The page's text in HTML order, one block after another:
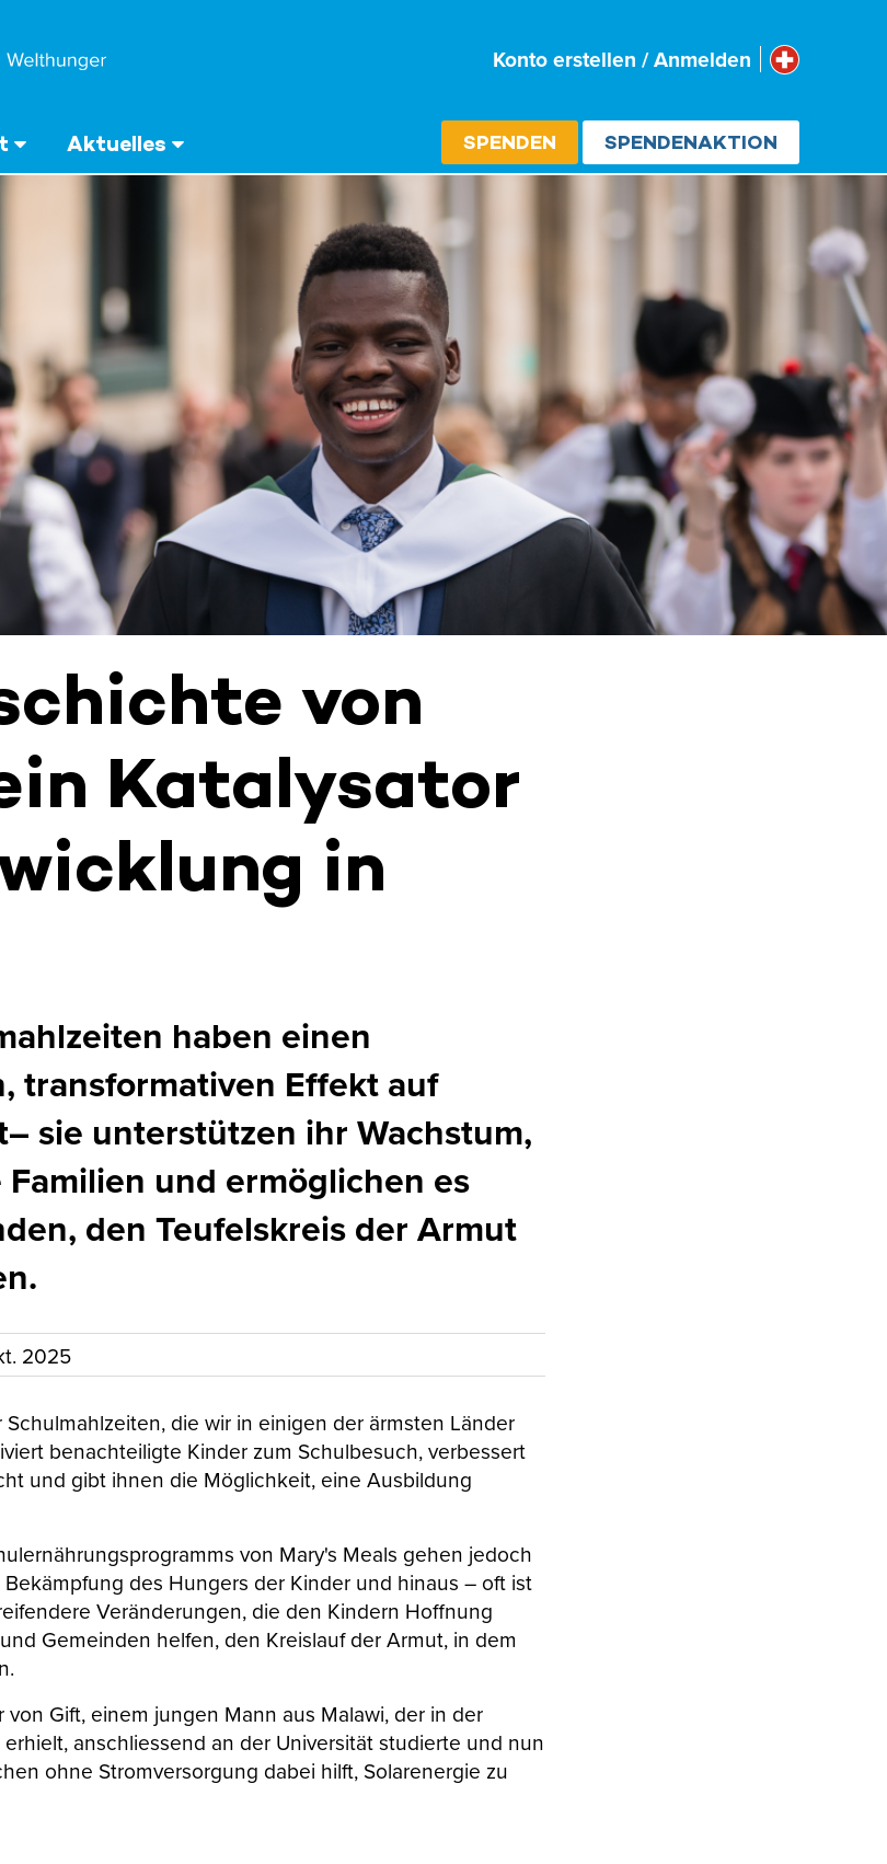
Konto erstellen / Anmelden Select
Schweiz
Aktuelles SPENDEN SPENDENAKTION
von
Katalysator
in
haben einen
transformativen Effekt auf
sie unterstützen ihr Wachstum,
und ermöglichen es
den Teufelskreis der Armut
2025
die wir in einigen der ärmsten Länder
benachteiligte Kinder zum Schulbesuch, verbessert
und gibt ihnen die Möglichkeit, eine Ausbildung
von Mary's Meals gehen jedoch
des Hungers der Kinder und hinaus – oft ist
Veränderungen, die den Kindern Hoffnung
Gemeinden helfen, den Kreislauf der Armut, in dem
Gift, einem jungen Mann aus Malawi, der in der
anschliessend an der Universität studierte und nun
ohne Stromversorgung dabei hilft, Solarenergie zu